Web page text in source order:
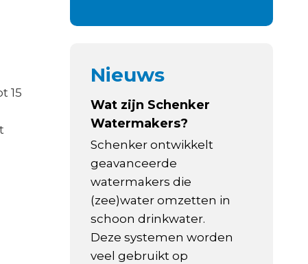
15
Nieuws
Wat zijn Schenker
Watermakers?
Schenker ontwikkelt
geavanceerde
watermakers die
(zee)water omzetten in
schoon drinkwater.
Deze systemen worden
veel gebruikt op